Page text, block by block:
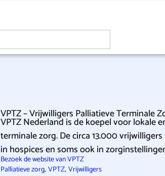
VPTZ – Vrijwilligers Palliatieve Terminale
VPTZ Nederland is de koepel voor lokale
terminale zorg. De circa 13.000
in hospices en soms ook in
Bezoek de website van VPTZ
Palliatieve zorg, VPTZ, Vrijwilligers